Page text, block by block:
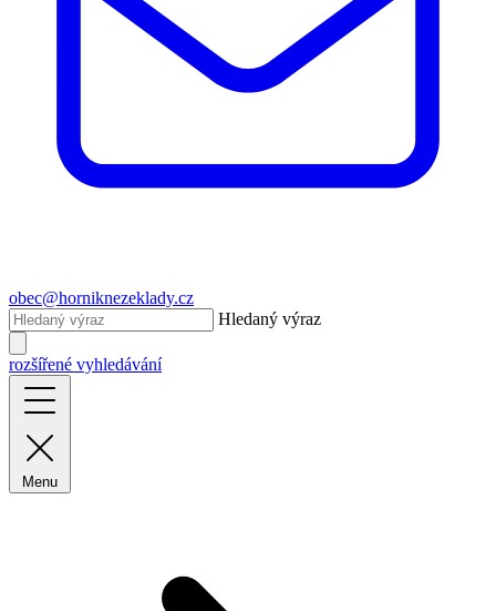
obec@horniknezeklady.cz
Hledaný výraz
rozšířené vyhledávání
Menu